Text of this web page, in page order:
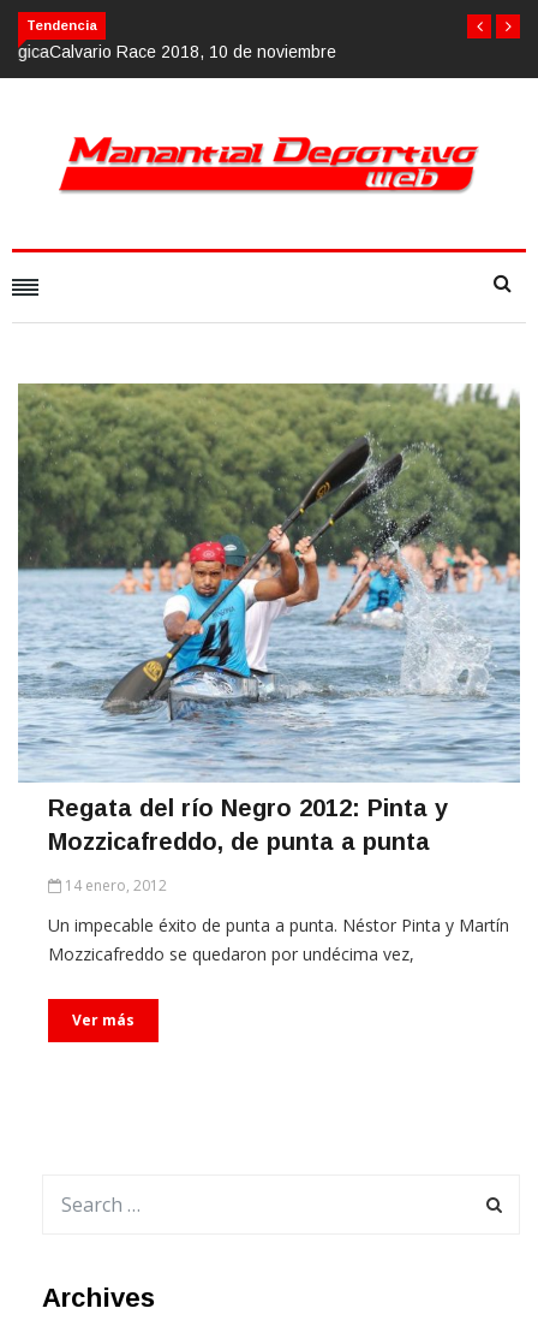
Tendencia
Regata del río Negro 2012: Pinta y
Mozzicafreddo, de punta a punta
Un impecable éxito de punta a punta. Néstor Pinta y Martín
Mozzicafreddo se quedaron por undécima vez,